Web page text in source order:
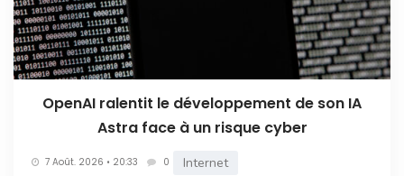
OpenAI ralentit le développement de son IA
Astra face à un risque cyber
7 Août. 2026 • 20:33 0 Internet